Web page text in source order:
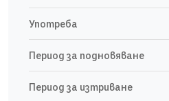
Употреба
Период за подновяване
Период за изтриване